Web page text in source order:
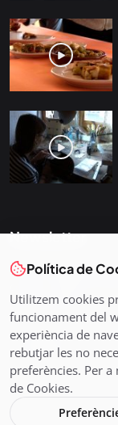
Newsletter
Tota l’actualitat,
que importa.
Política de
Utilitzem cookies
funcionament del
experiència de
rebutjar les no
preferències. Per
de Cookies.